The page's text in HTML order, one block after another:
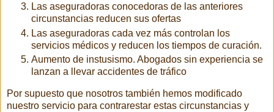
Las aseguradoras conocedoras de las anteriores
circunstancias reducen sus ofertas
Las aseguradoras cada vez más controlan los
servicios médicos y reducen los tiempos de curación.
Aumento de instusismo. Abogados sin experiencia se
lanzan a llevar accidentes de tráfico
Por supuesto que nosotros también hemos modificado
nuestro servicio para contrarestar estas circunstancias y